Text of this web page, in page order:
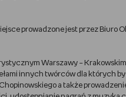
prowadzone jest przez Biuro
Warszawy –
innych twórców dla których
a także